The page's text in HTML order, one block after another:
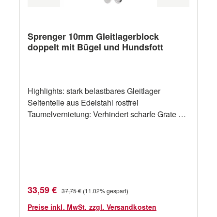
Sprenger 10mm Gleitlagerblock
doppelt mit Bügel und Hundsfott
Highlights: stark belastbares Gleitlager
Seitenteile aus Edelstahl rostfrei
Taumelvernietung: Verhindert scharfe Grate am
Daten: Bezeichnung Sprenger 10mm
Gleitlagerblock doppelt mit Bügel und
Verkaufspreis:
33,59 € Regulärer Preis:
37,75 € (11.02% gespart)
Preise inkl. MwSt. zzgl. Versandkosten